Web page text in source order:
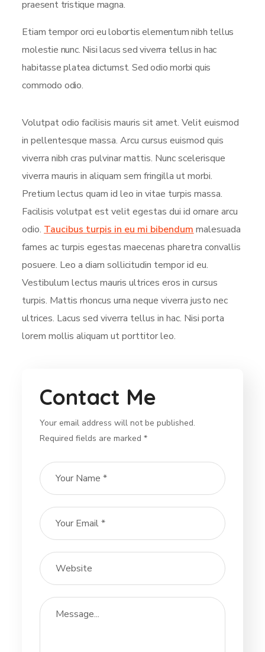
praesent tristique magna.
Etiam tempor orci eu lobortis elementum nibh tellus
molestie nunc. Nisi lacus sed viverra tellus in hac
habitasse platea dictumst. Sed odio morbi quis
commodo odio.
Volutpat odio facilisis mauris sit amet. Velit euismod
in pellentesque massa. Arcu cursus euismod quis
viverra nibh cras pulvinar mattis. Nunc scelerisque
viverra mauris in aliquam sem fringilla ut morbi.
Pretium lectus quam id leo in vitae turpis massa.
Facilisis volutpat est velit egestas dui id ornare arcu
odio. Taucibus turpis in eu mi bibendum malesuada
fames ac turpis egestas maecenas pharetra convallis
posuere. Leo a diam sollicitudin tempor id eu.
Vestibulum lectus mauris ultrices eros in cursus
turpis. Mattis rhoncus urna neque viverra justo nec
ultrices. Lacus sed viverra tellus in hac. Nisi porta
lorem mollis aliquam ut porttitor leo.
Contact Me
Your email address will not be published.
Required fields are marked *